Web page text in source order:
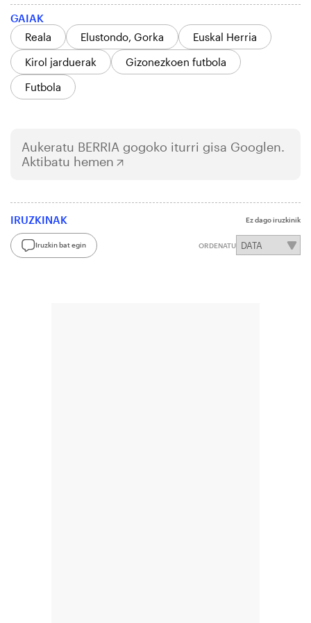
GAIAK
Reala
Elustondo, Gorka
Euskal Herria
Kirol jarduerak
Gizonezkoen futbola
Futbola
Aukeratu BERRIA gogoko iturri gisa Googlen.
Aktibatu hemen
IRUZKINAK Ez dago iruzkinik
Iruzkin bat egin ORDENATU